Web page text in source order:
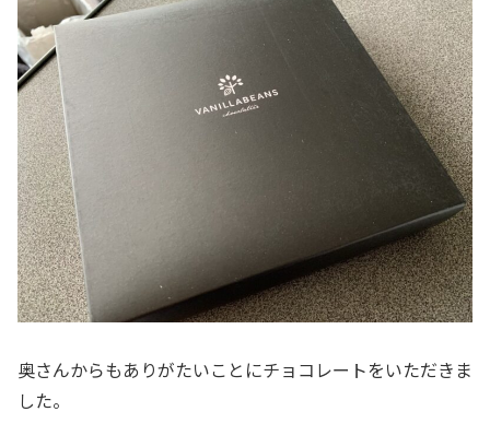
奥さんからもありがたいことにチョコレートをいただきま
した。